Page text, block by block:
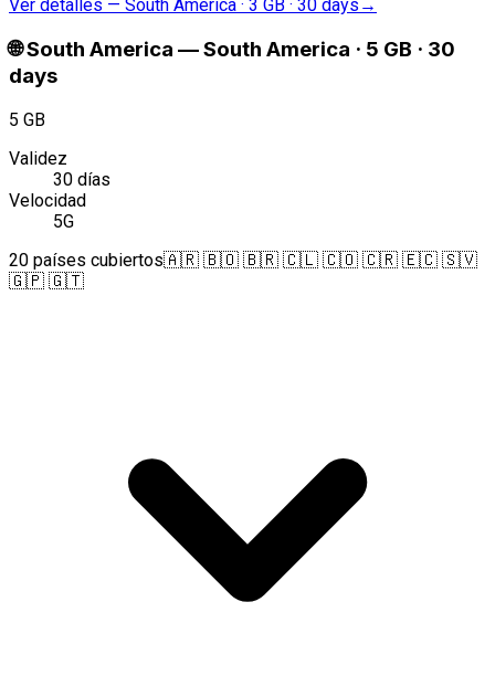
Ver detalles — South America · 3 GB · 30 days →
🌐South America —South America · 5 GB · 30
days
5 GB
Validez
30 días
Velocidad
5G
20 países cubiertos🇦🇷 🇧🇴 🇧🇷 🇨🇱 🇨🇴 🇨🇷 🇪🇨 🇸🇻
🇬🇵 🇬🇹